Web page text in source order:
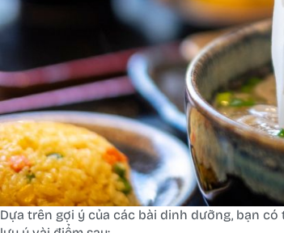
Dựa trên gợi ý của các bài dinh dưỡng, bạn